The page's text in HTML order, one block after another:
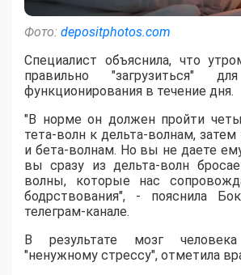
Фото: depositphotos.com
Специалист объяснила, что
правильно "загрузиться"
функционирования в течение дня.
"В норме он должен пройти
тета-волн к дельта-волнам,
и бета-волнам. Но вы не даете
вы сразу из дельта-волн
волны, которые нас
бодрствования", - пояснила
телеграм-канале.
В результате мозг человека
"ненужному стрессу", отметила